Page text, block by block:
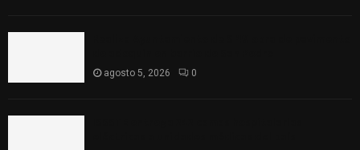
agosto 5, 2026 0